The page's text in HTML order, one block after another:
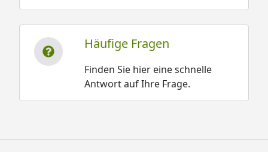
Häufige Fragen
Finden Sie hier eine schnelle
Antwort auf Ihre Frage.